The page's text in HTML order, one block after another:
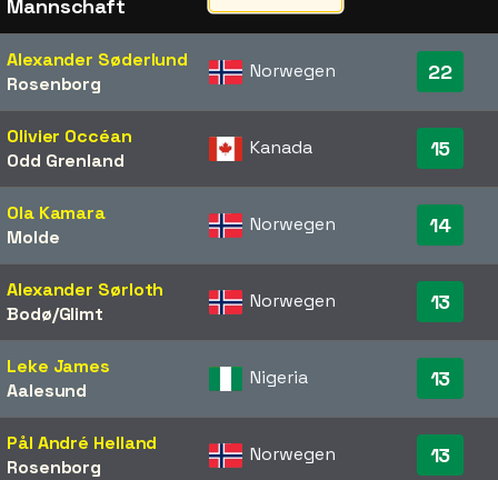
Mannschaft
Alexander Søderlund
Rosenborg
Norwegen 22
Olivier Occéan
Odd Grenland
Kanada 15
Ola Kamara
Molde
Norwegen 14
Alexander Sørloth
Bodø/Glimt
Norwegen 13
Leke James
Aalesund
Nigeria 13
Pål André Helland
Rosenborg
Norwegen 13